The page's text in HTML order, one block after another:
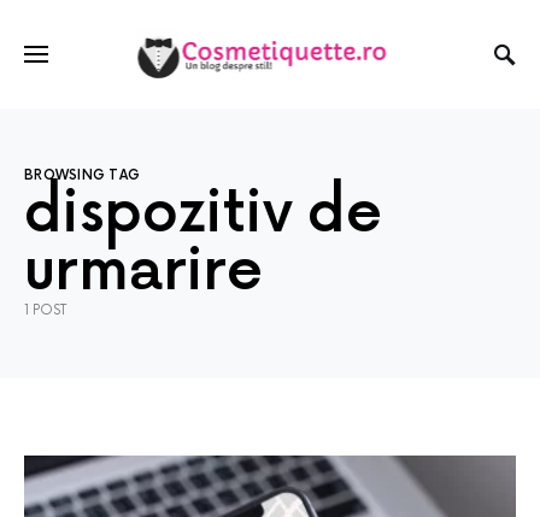
BROWSING TAG
dispozitiv de
urmarire
1 POST